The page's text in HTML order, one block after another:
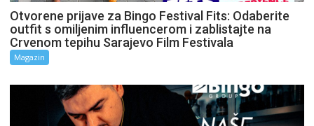
Otvorene prijave za Bingo Festival Fits: Odaberite
outfit s omiljenim influencerom i zablistajte na
Crvenom tepihu Sarajevo Film Festivala
Magazin